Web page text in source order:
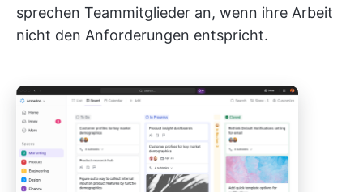
sprechen Teammitglieder an, wenn ihre Arbeit
nicht den Anforderungen entspricht.